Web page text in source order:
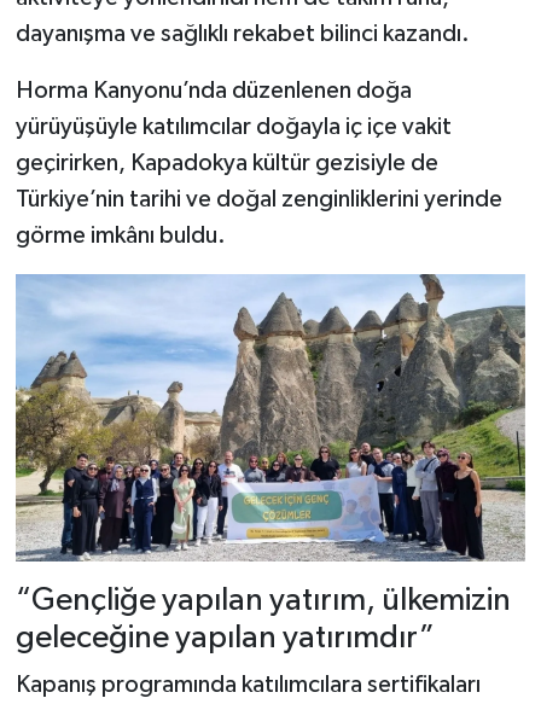
dayanışma ve sağlıklı rekabet bilinci kazandı.
Horma Kanyonu’nda düzenlenen doğa
yürüyüşüyle katılımcılar doğayla iç içe vakit
geçirirken, Kapadokya kültür gezisiyle de
Türkiye’nin tarihi ve doğal zenginliklerini yerinde
görme imkânı buldu.
“Gençliğe yapılan yatırım, ülkemizin
geleceğine yapılan yatırımdır”
Kapanış programında katılımcılara sertifikaları